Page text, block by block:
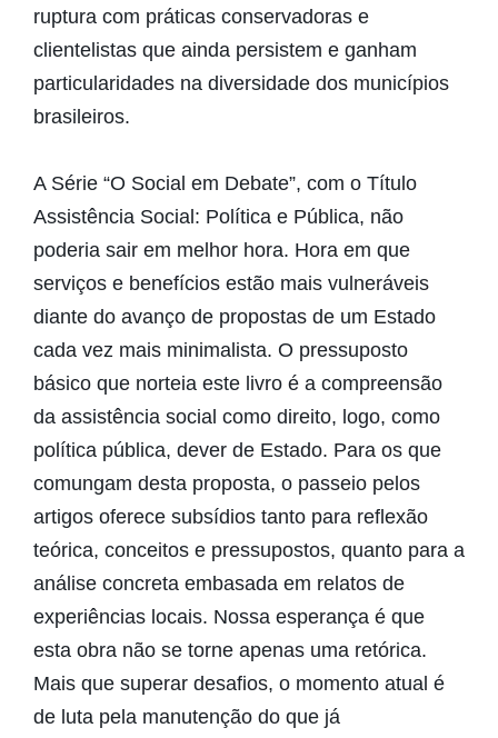
ruptura com práticas conservadoras e
clientelistas que ainda persistem e ganham
particularidades na diversidade dos municípios
brasileiros.
A Série “O Social em Debate”, com o Título
Assistência Social: Política e Pública, não
poderia sair em melhor hora. Hora em que
serviços e benefícios estão mais vulneráveis
diante do avanço de propostas de um Estado
cada vez mais minimalista. O pressuposto
básico que norteia este livro é a compreensão
da assistência social como direito, logo, como
política pública, dever de Estado. Para os que
comungam desta proposta, o passeio pelos
artigos oferece subsídios tanto para reflexão
teórica, conceitos e pressupostos, quanto para a
análise concreta embasada em relatos de
experiências locais. Nossa esperança é que
esta obra não se torne apenas uma retórica.
Mais que superar desafios, o momento atual é
de luta pela manutenção do que já